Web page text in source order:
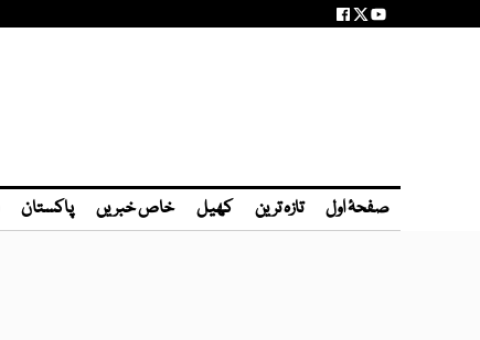
صفحۂ اول تازہ ترین کھیل خاص خبریں پاکستان